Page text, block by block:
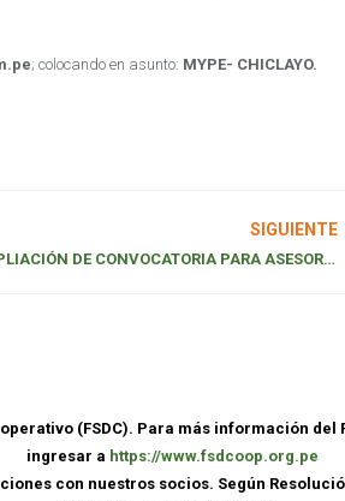
; colocando en asunto: MYPE- CHICLAYO.
SIGUIENTE
AMPLIACIÓN DE CONVOCATORIA PARA ASESOR DE CRÉDITOS MYPE – 01 PLAZA (TOCACHE)
(FSDC). Para más información
ingresar a https://www.fsdcoop.org.pe
con nuestros socios. Según